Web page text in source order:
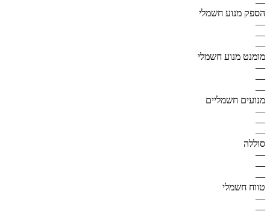
הספק מנוע חשמלי
—
—
—
מומנט מנוע חשמלי
—
—
—
מנועים חשמליים
—
—
—
סוללה
—
—
—
טווח חשמלי
—
—